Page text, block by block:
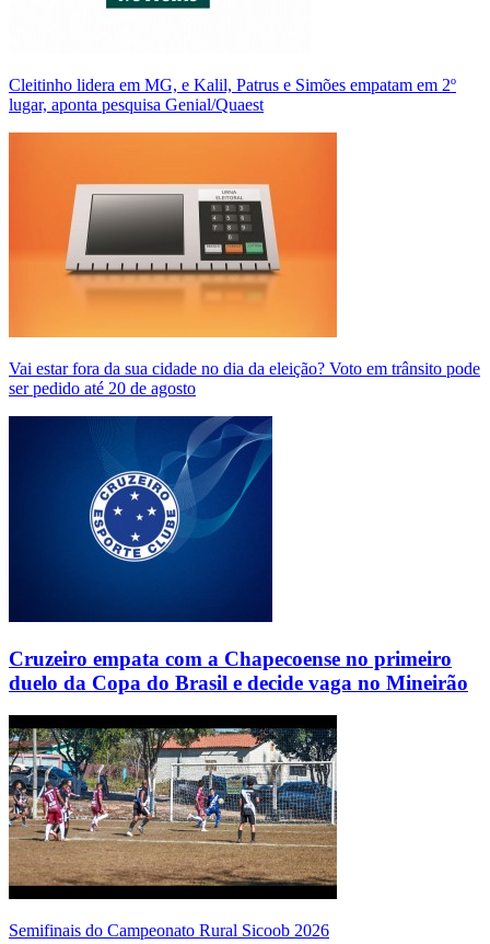
Cleitinho lidera em MG, e Kalil, Patrus e Simões empatam em 2º
lugar, aponta pesquisa Genial/Quaest
Vai estar fora da sua cidade no dia da eleição? Voto em trânsito pode
ser pedido até 20 de agosto
Cruzeiro empata com a Chapecoense no primeiro
duelo da Copa do Brasil e decide vaga no Mineirão
Semifinais do Campeonato Rural Sicoob 2026